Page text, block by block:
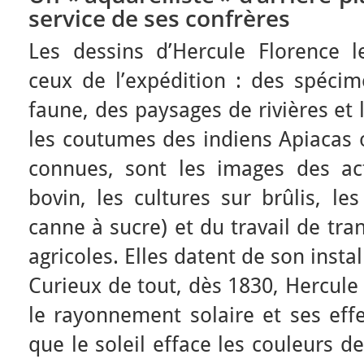
service de ses confrères
Les dessins d’Hercule
ceux de l’expédition : des
faune, des paysages de rivières
les coutumes des indiens
connues, sont les images des
bovin, les cultures sur brûlis,
canne à sucre) et du travail de
agricoles. Elles datent de son
Curieux de tout, dès 1830,
le rayonnement solaire et ses
que le soleil efface les couleurs